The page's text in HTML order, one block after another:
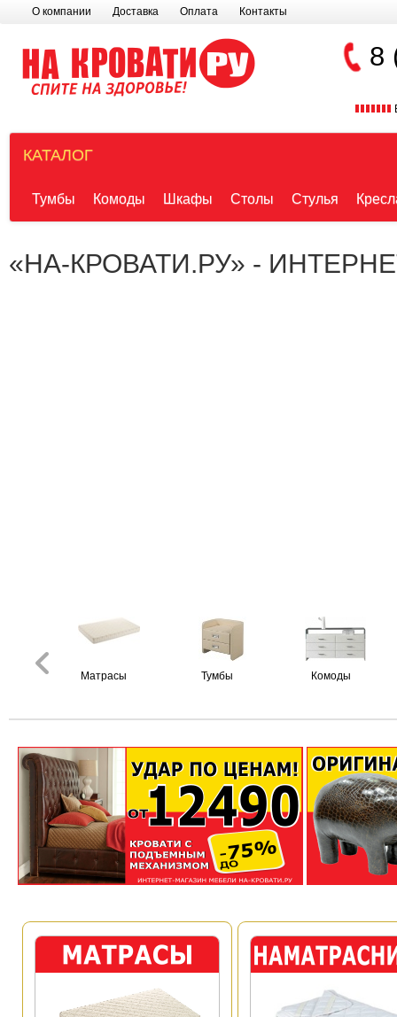
О компании Доставка Оплата Контакты
8
КАТАЛОГ
Тумбы Комоды Шкафы Столы Стулья
«НА-КРОВАТИ.РУ» -
Матрасы Тумбы Комоды